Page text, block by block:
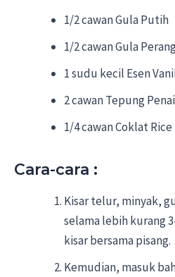
1/2 cawan Gula Putih
1/2 cawan Gula
1 sudu kecil Esen
2 cawan Tepung
1/4 cawan Coklat Rice
Cara-cara :
Kisar telur, minyak,
selama lebih kurang
kisar bersama pisang.
Kemudian, masuk